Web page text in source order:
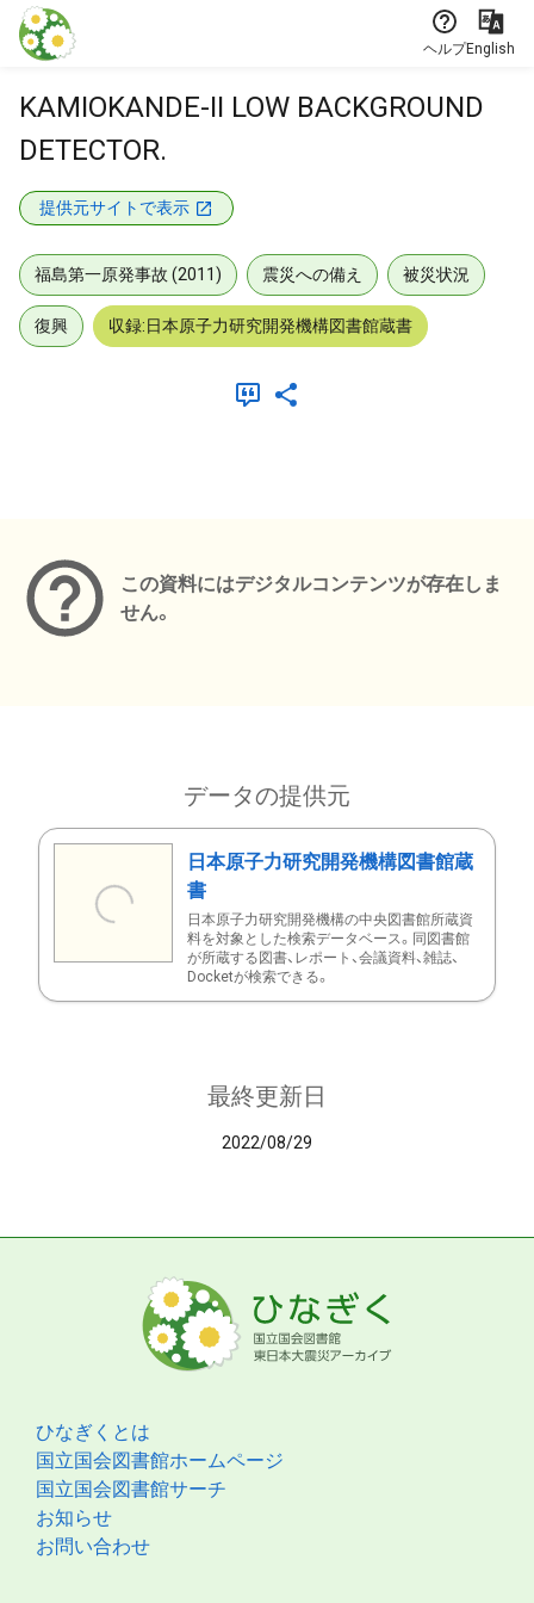
本文に飛ぶ
ヘルプEnglish
KAMIOKANDE-II LOW BACKGROUND
DETECTOR.
提供元サイトで表示
福島第一原発事故 (2011) 震災への備え 被災状況
復興 収録:日本原子力研究開発機構図書館蔵書
この資料にはデジタルコンテンツが存在しま
せん。
データの提供元
日本原子力研究開発機構図書館蔵
書
日本原子力研究開発機構の中央図書館所蔵資
料を対象とした検索データベース。同図書館
が所蔵する図書、レポート、会議資料、雑誌、
Docketが検索できる。
最終更新日
2022/08/29
ひなぎくとは
国立国会図書館ホームページ
国立国会図書館サーチ
お知らせ
お問い合わせ